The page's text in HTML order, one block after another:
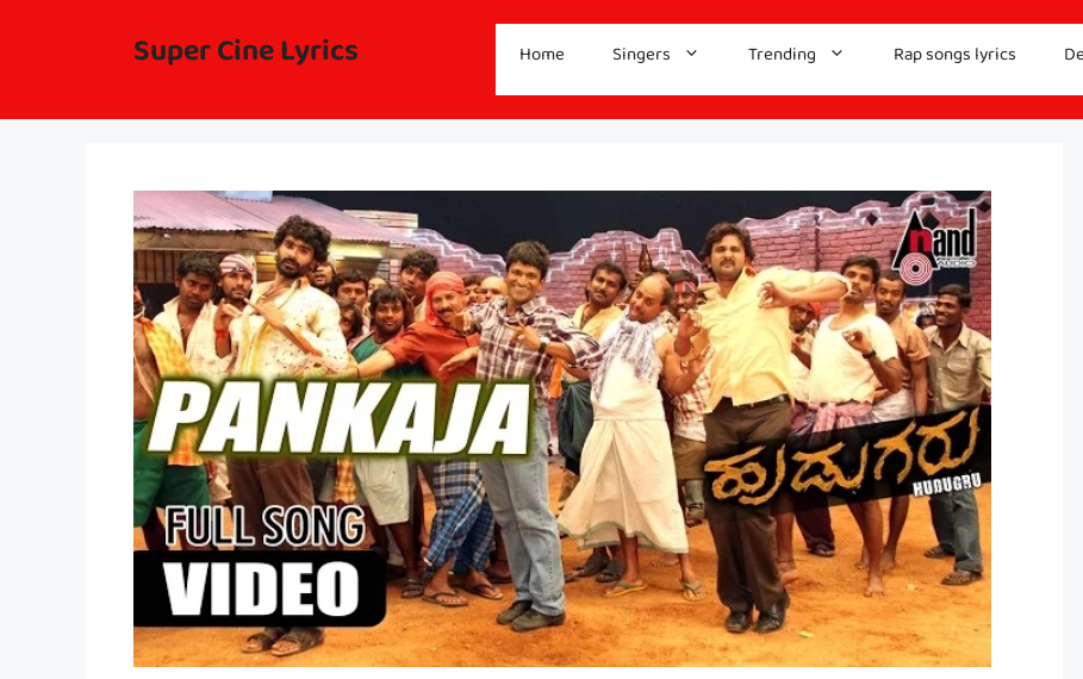
Super Cine Lyrics Home Singers Trending Rap songs lyrics